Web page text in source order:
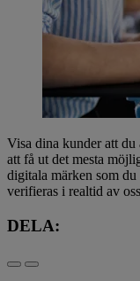
Visa dina kunder att
att få ut det mesta
digitala märken som
verifieras i realtid av
DELA: